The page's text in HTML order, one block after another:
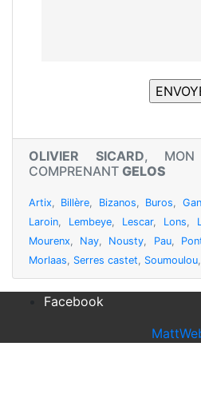
OLIVIER SICARD, MON
COMPRENANT GELOS
Artix, Billère, Bizanos, Buros, Gan
Laroin, Lembeye, Lescar, Lons,
Mourenx, Nay, Nousty, Pau,
Morlaas, Serres castet, Soumoulou,
Facebook